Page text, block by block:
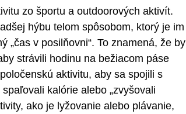
zo športu a outdoorových aktivít.
hýbu telom spôsobom, ktorý je im
„čas v posilňovni“. To znamená, že by
strávili hodinu na bežiacom páse
aktivitu, aby sa spojili s
kalórie alebo „zvyšovali
ako je lyžovanie alebo plávanie,